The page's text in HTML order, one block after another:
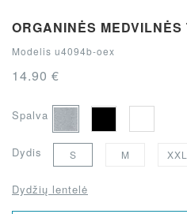
ORGANINĖS MEDVILNĖS
Modelis u4094b-oex
14.90 €
Spalva
Dydis S M XXL
Dydžių lentelė